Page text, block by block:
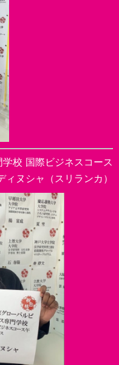
校 国際ビジネスコース
ィヌシャ（スリランカ）